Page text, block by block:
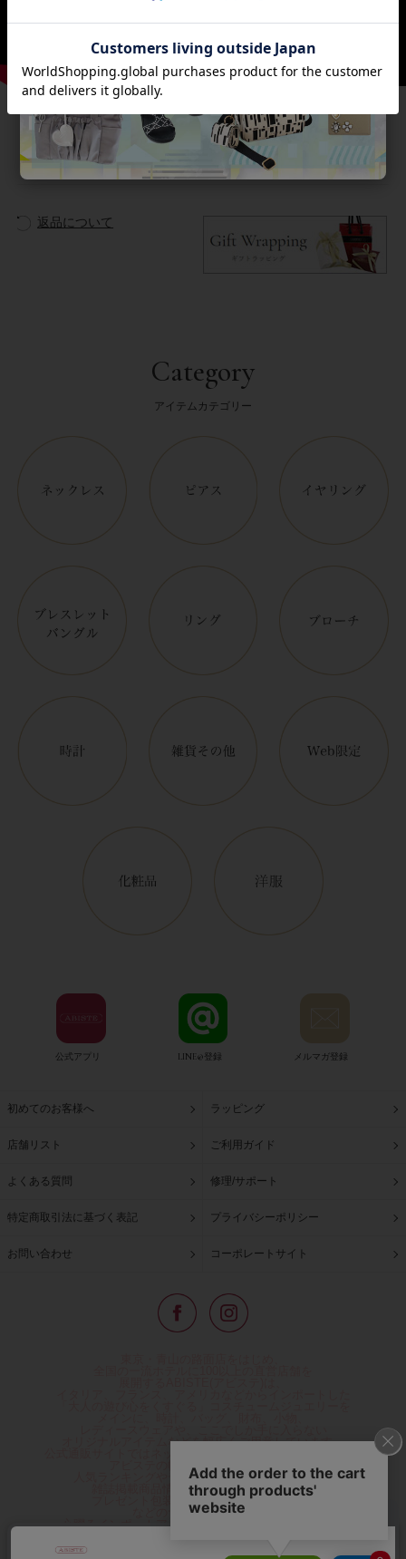
返品について
Category
アイテムカテゴリー
公式アプリ LINE@登録 メルマガ登録
初めてのお客様へ ラッピング
店舗リスト ご利用ガイド
よくある質問 修理/サポート
特定商取引法に基づく表記 プライバシーポリシー
お問い合わせ コーポレートサイト
オリジナルアイテムなどを幅広くご用意しています。
アビステの幅広い商品を取り揃え、
人気ランキングやテレビなどメディア着用商品、
雑誌掲載商品情報を紹介するコンテンツ、
プレゼント包装無料や独自のポイント還元
などのサービスをご提供。
心躍るインポートアクセサリーや時計、小物などで、
夢やときめきを与えられるよう願っています。